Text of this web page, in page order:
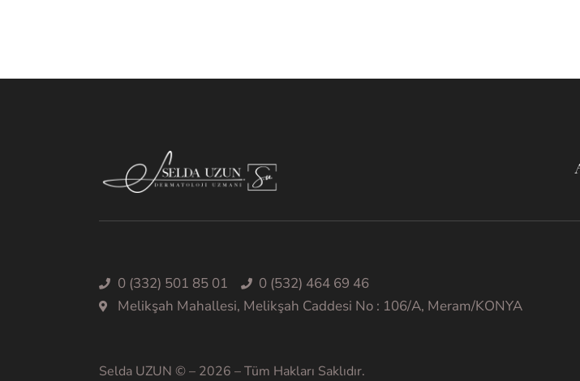
0 (332) 501 85 01
0 (532) 464 69 46
Melikşah Mahallesi, Melikşah Caddesi No : 106/A, Meram/KONYA
Selda UZUN © – 2026 – Tüm Hakları Saklıdır.